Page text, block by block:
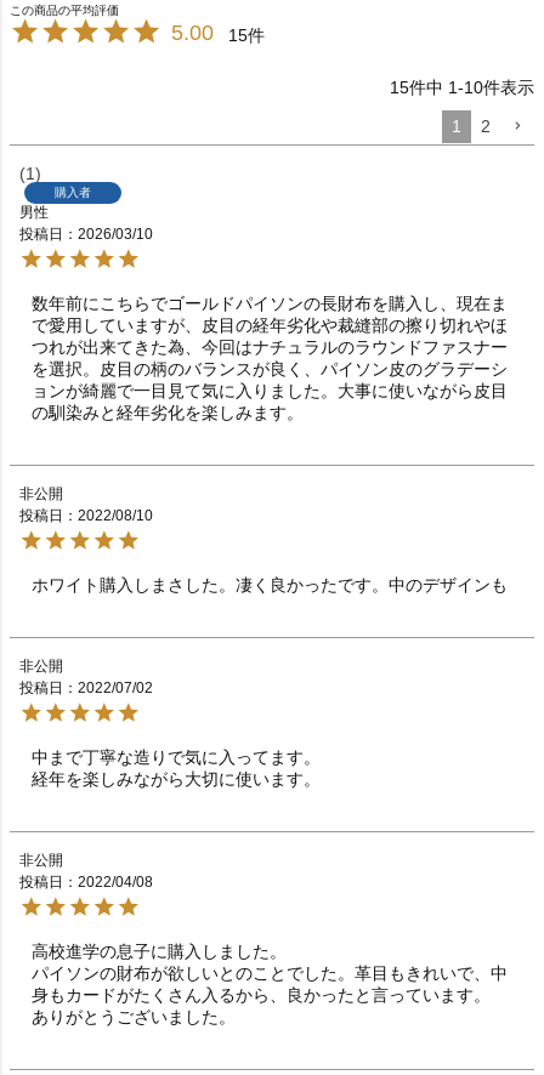
5.00 15
15件中 1-10件表示
1
2
1
購入者
男性
投稿日
2026/03/10
数年前にこちらでゴールドパイソンの長財布を購入し、現在ま
で愛用していますが、皮目の経年劣化や裁縫部の擦り切れやほ
つれが出来てきた為、今回はナチュラルのラウンドファスナー
を選択。皮目の柄のバランスが良く、パイソン皮のグラデーシ
ョンが綺麗で一目見て気に入りました。大事に使いながら皮目
の馴染みと経年劣化を楽しみます。
非公開
投稿日
2022/08/10
ホワイト購入しまさした。凄く良かったです。中のデザインも
非公開
投稿日
2022/07/02
中まで丁寧な造りで気に入ってます。
経年を楽しみながら大切に使います。
非公開
投稿日
2022/04/08
高校進学の息子に購入しました。
パイソンの財布が欲しいとのことでした。革目もきれいで、中
身もカードがたくさん入るから、良かったと言っています。
ありがとうございました。